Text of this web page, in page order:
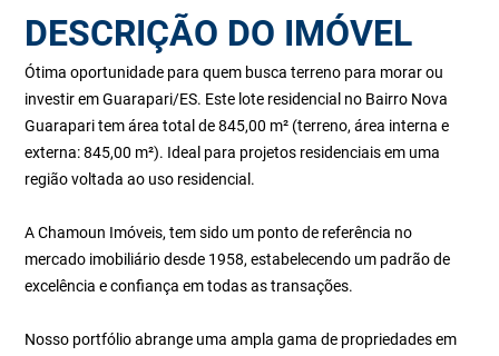
DESCRIÇÃO DO IMÓVEL
Ótima oportunidade para quem busca terreno para morar ou
investir em Guarapari/ES. Este lote residencial no Bairro Nova
Guarapari tem área total de 845,00 m² (terreno, área interna e
externa: 845,00 m²). Ideal para projetos residenciais em uma
região voltada ao uso residencial.
A Chamoun Imóveis, tem sido um ponto de referência no
mercado imobiliário desde 1958, estabelecendo um padrão de
excelência e confiança em todas as transações.
Nosso portfólio abrange uma ampla gama de propriedades em